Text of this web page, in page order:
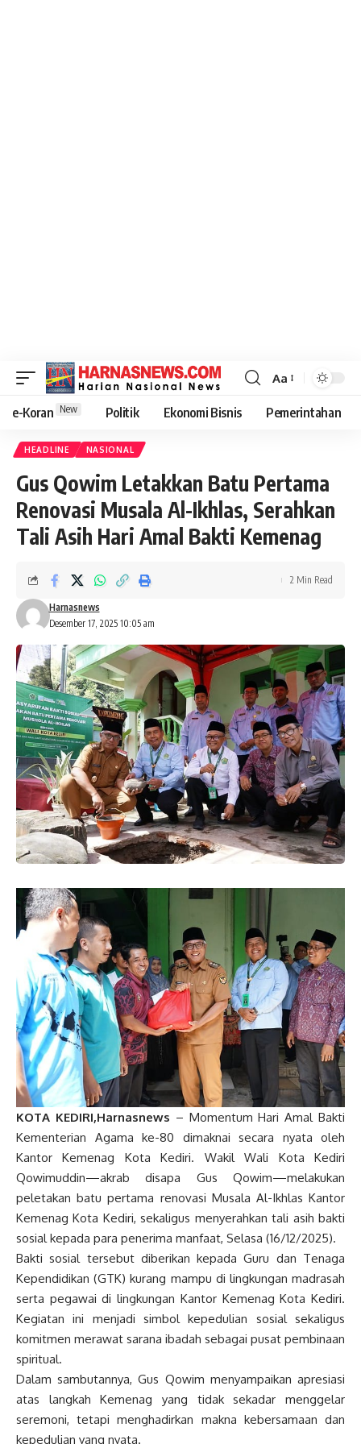
Aa
e-Koran New Politik Ekonomi Bisnis Pemerintahan
HEADLINE NASIONAL
Gus Qowim Letakkan Batu Pertama
Renovasi Musala Al-Ikhlas, Serahkan
Tali Asih Hari Amal Bakti Kemenag
Desember 17, 2025 10:05 am
Harnasnews
2 Min Read
KOTA KEDIRI,Harnasnews – Momentum Hari Amal Bakti
Kementerian Agama ke-80 dimaknai secara nyata oleh
Kantor Kemenag Kota Kediri. Wakil Wali Kota Kediri
Qowimuddin—akrab disapa Gus Qowim—melakukan
peletakan batu pertama renovasi Musala Al-Ikhlas Kantor
Kemenag Kota Kediri, sekaligus menyerahkan tali asih bakti
sosial kepada para penerima manfaat, Selasa (16/12/2025).
Bakti sosial tersebut diberikan kepada Guru dan Tenaga
Kependidikan (GTK) kurang mampu di lingkungan madrasah
serta pegawai di lingkungan Kantor Kemenag Kota Kediri.
Kegiatan ini menjadi simbol kepedulian sosial sekaligus
komitmen merawat sarana ibadah sebagai pusat pembinaan
spiritual.
Dalam sambutannya, Gus Qowim menyampaikan apresiasi
atas langkah Kemenag yang tidak sekadar menggelar
seremoni, tetapi menghadirkan makna kebersamaan dan
kepedulian yang nyata.